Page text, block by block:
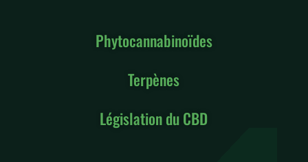
Phytocannabinoïdes
Terpènes
Législation du CBD